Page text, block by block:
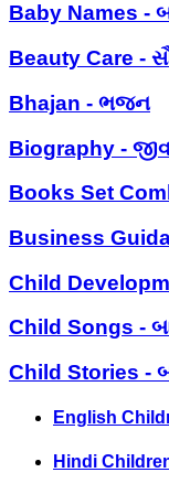
Baby Names -
Beauty Care -
Bhajan - ભજન
Biography -
Books Set
Business
Child
Child Songs -
Child Stories -
English
Hindi